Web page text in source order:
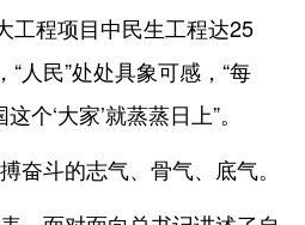
工程项目中民生工程达25
“人民”处处具象可感，“每
个‘大家’就蒸蒸日上”。
斗的志气、骨气、底气。